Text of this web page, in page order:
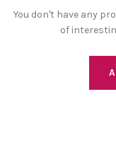
You don't have any
of